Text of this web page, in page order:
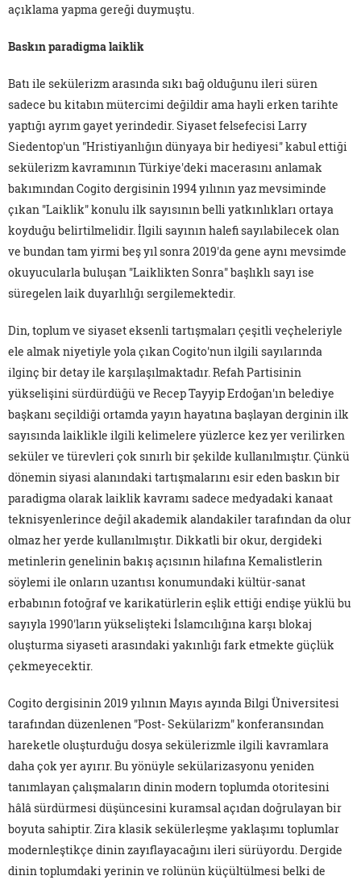
açıklama yapma gereği duymuştu.
Baskın paradigma laiklik
Batı ile sekülerizm arasında sıkı bağ olduğunu ileri süren
sadece bu kitabın mütercimi değildir ama hayli erken tarihte
yaptığı ayrım gayet yerindedir. Siyaset felsefecisi Larry
Siedentop'un "Hristiyanlığın dünyaya bir hediyesi" kabul ettiği
sekülerizm kavramının Türkiye'deki macerasını anlamak
bakımından Cogito dergisinin 1994 yılının yaz mevsiminde
çıkan "Laiklik" konulu ilk sayısının belli yatkınlıkları ortaya
koyduğu belirtilmelidir. İlgili sayının halefi sayılabilecek olan
ve bundan tam yirmi beş yıl sonra 2019'da gene aynı mevsimde
okuyucularla buluşan "Laiklikten Sonra" başlıklı sayı ise
süregelen laik duyarlılığı sergilemektedir.
Din, toplum ve siyaset eksenli tartışmaları çeşitli veçheleriyle
ele almak niyetiyle yola çıkan Cogito'nun ilgili sayılarında
ilginç bir detay ile karşılaşılmaktadır. Refah Partisinin
yükselişini sürdürdüğü ve Recep Tayyip Erdoğan'ın belediye
başkanı seçildiği ortamda yayın hayatına başlayan derginin ilk
sayısında laiklikle ilgili kelimelere yüzlerce kez yer verilirken
seküler ve türevleri çok sınırlı bir şekilde kullanılmıştır. Çünkü
dönemin siyasi alanındaki tartışmalarını esir eden baskın bir
paradigma olarak laiklik kavramı sadece medyadaki kanaat
teknisyenlerince değil akademik alandakiler tarafından da olur
olmaz her yerde kullanılmıştır. Dikkatli bir okur, dergideki
metinlerin genelinin bakış açısının hilafına Kemalistlerin
söylemi ile onların uzantısı konumundaki kültür-sanat
erbabının fotoğraf ve karikatürlerin eşlik ettiği endişe yüklü bu
sayıyla 1990'ların yükselişteki İslamcılığına karşı blokaj
oluşturma siyaseti arasındaki yakınlığı fark etmekte güçlük
çekmeyecektir.
Cogito dergisinin 2019 yılının Mayıs ayında Bilgi Üniversitesi
tarafından düzenlenen "Post- Sekülarizm" konferansından
hareketle oluşturduğu dosya sekülerizmle ilgili kavramlara
daha çok yer ayırır. Bu yönüyle sekülarizasyonu yeniden
tanımlayan çalışmaların dinin modern toplumda otoritesini
hâlâ sürdürmesi düşüncesini kuramsal açıdan doğrulayan bir
boyuta sahiptir. Zira klasik sekülerleşme yaklaşımı toplumlar
modernleştikçe dinin zayıflayacağını ileri sürüyordu. Dergide
dinin toplumdaki yerinin ve rolünün küçültülmesi belki de